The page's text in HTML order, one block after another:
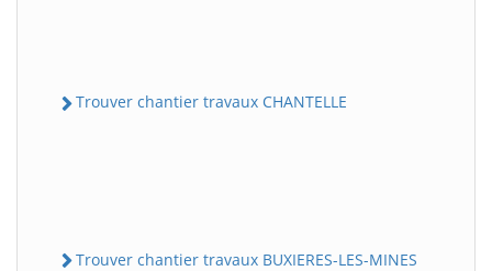
Trouver chantier travaux CHANTELLE
Trouver chantier travaux BUXIERES-LES-MINES